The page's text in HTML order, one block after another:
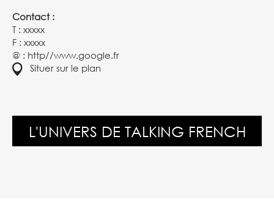
Contact :
T : xxxxx
F : xxxxx
@ : http//www.google.fr
Situer sur le plan
L'UNIVERS DE TALKING FRENCH